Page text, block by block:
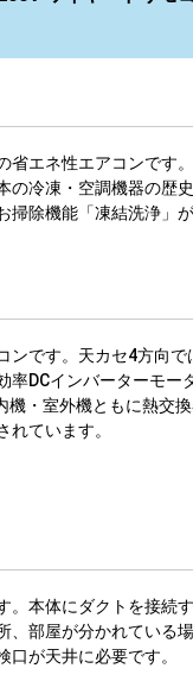
省エネ性エアコンです
の冷凍・空調機器の歴
掃除機能「凍結洗浄」
ンです。天カセ4方向
DCインバーターモー
・室外機ともに熱交
れています。
本体にダクトを接続
、部屋が分かれている
が天井に必要です。